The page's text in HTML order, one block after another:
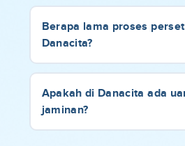
Berapa lama proses
Danacita?
Apakah di Danacita ada
jaminan?